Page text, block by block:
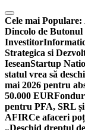
Skip
to
content
Cele mai Populare:
Dincolo de Butonul
Investitor
Strategica si
IeseanStartup
statul vrea să
mai 2026 pentru
50.000 EUR
pentru PFA, SRL
AFIRCe afaceri
„Deschid dreptul